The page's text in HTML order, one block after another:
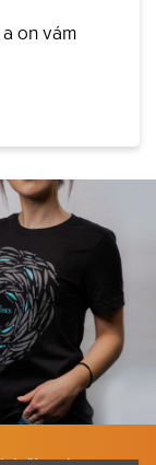
on vám